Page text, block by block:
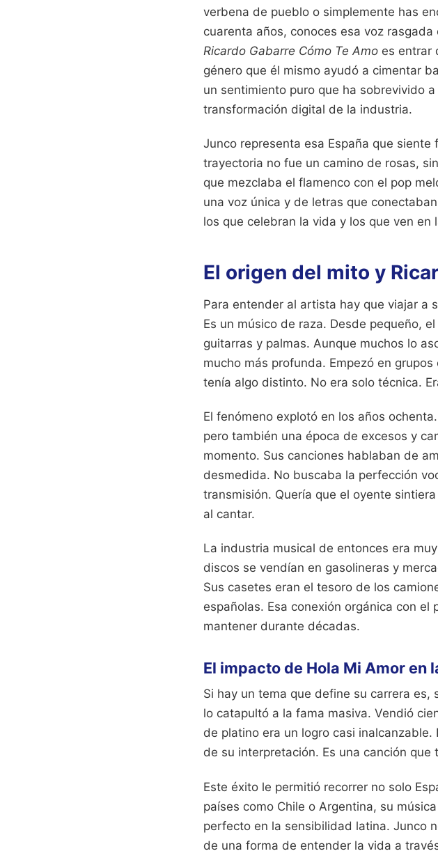
verbena de pueblo o simplemente has
cuarenta años, conoces esa voz
Ricardo Gabarre Cómo Te Amo es entrar
género que él mismo ayudó a cimentar
un sentimiento puro que ha sobrevivido
transformación digital de la industria.
Junco representa esa España que
trayectoria no fue un camino de rosas,
que mezclaba el flamenco con el pop
una voz única y de letras que
los que celebran la vida y los que ven
El origen del mito y
Para entender al artista hay que viajar a
Es un músico de raza. Desde pequeño,
guitarras y palmas. Aunque muchos lo
mucho más profunda. Empezó en
tenía algo distinto. No era solo técnica.
El fenómeno explotó en los años
pero también una época de excesos y
momento. Sus canciones hablaban de
desmedida. No buscaba la perfección
transmisión. Quería que el oyente
al cantar.
La industria musical de entonces era
discos se vendían en gasolineras y
Sus casetes eran el tesoro de los
españolas. Esa conexión orgánica con
mantener durante décadas.
El impacto de Hola Mi Amor en
Si hay un tema que define su carrera es,
lo catapultó a la fama masiva. Vendió
de platino era un logro casi
de su interpretación. Es una canción
Este éxito le permitió recorrer no solo
países como Chile o Argentina, su
perfecto en la sensibilidad latina. Junco
de una forma de entender la vida a